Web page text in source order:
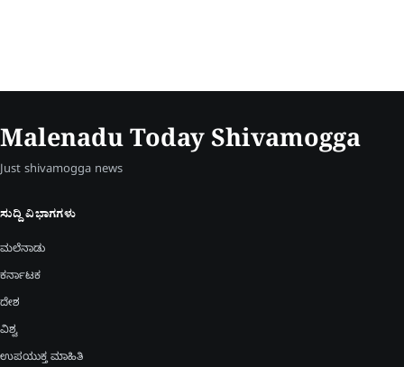
Malenadu Today Shivamogga
Just shivamogga news
ಸುದ್ದಿ ವಿಭಾಗಗಳು
ಮಲೆನಾಡು
ಕರ್ನಾಟಕ
ದೇಶ
ವಿಶ್ವ
ಉಪಯುಕ್ತ ಮಾಹಿತಿ